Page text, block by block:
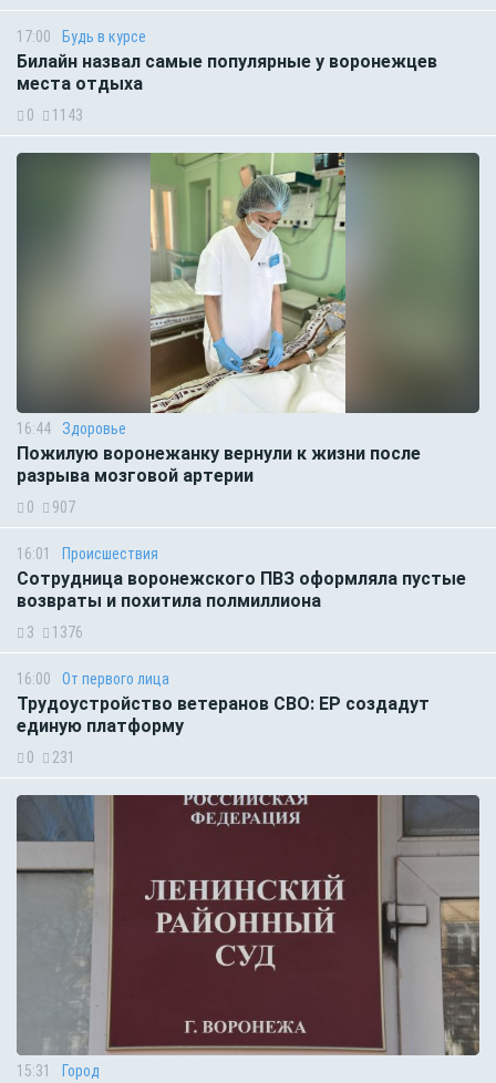
17:00 Будь в курсе
Билайн назвал самые популярные у воронежцев
места отдыха
0 1143
16:44 Здоровье
Пожилую воронежанку вернули к жизни после
разрыва мозговой артерии
0 907
16:01 Происшествия
Сотрудница воронежского ПВЗ оформляла пустые
возвраты и похитила полмиллиона
3 1376
16:00 От первого лица
Трудоустройство ветеранов СВО: ЕР создадут
единую платформу
0 231
15:31 Город